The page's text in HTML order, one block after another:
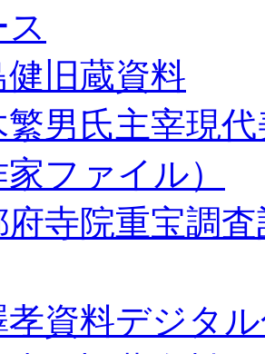
健旧蔵資料
繁男氏主宰現
家ファイル）
府寺院重宝調
孝資料デジタ